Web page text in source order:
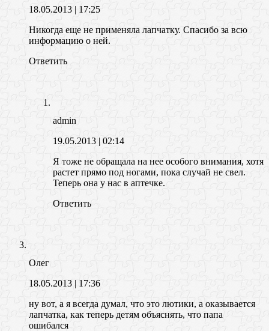
18.05.2013 | 17:25
Никогда еще не применяла лапчатку. Спасибо за всю
информацию о ней.
Ответить
admin
19.05.2013 | 02:14
Я тоже не обращала на нее особого внимания, хотя
растет прямо под ногами, пока случай не свел.
Теперь она у нас в аптечке.
Ответить
Олег
18.05.2013 | 17:36
ну вот, а я всегда думал, что это лютики, а оказывается
лапчатка, как теперь детям объяснять, что папа
ошибался